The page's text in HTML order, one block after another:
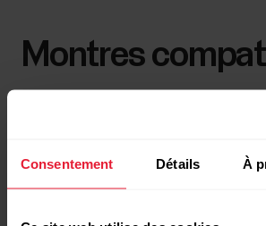
Consentement Détails À
Montres